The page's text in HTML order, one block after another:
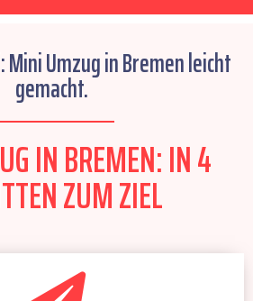
Umzug in Bremen leicht
gemacht.
IN BREMEN: IN 4
ZUM ZIEL